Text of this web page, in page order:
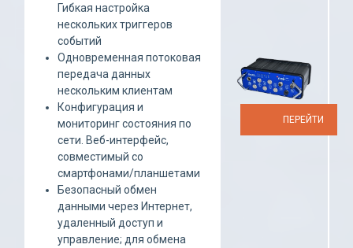
Гибкая настройка
нескольких триггеров
событий
Одновременная потоковая
передача данных
нескольким клиентам
Конфигурация и
мониторинг состояния по
сети. Веб-интерфейс,
совместимый со
смартфонами/планшетами
Безопасный обмен
данными через Интернет,
удаленный доступ и
управление; для обмена
ПЕРЕЙТИ